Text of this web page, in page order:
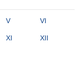
V VI
XI XII